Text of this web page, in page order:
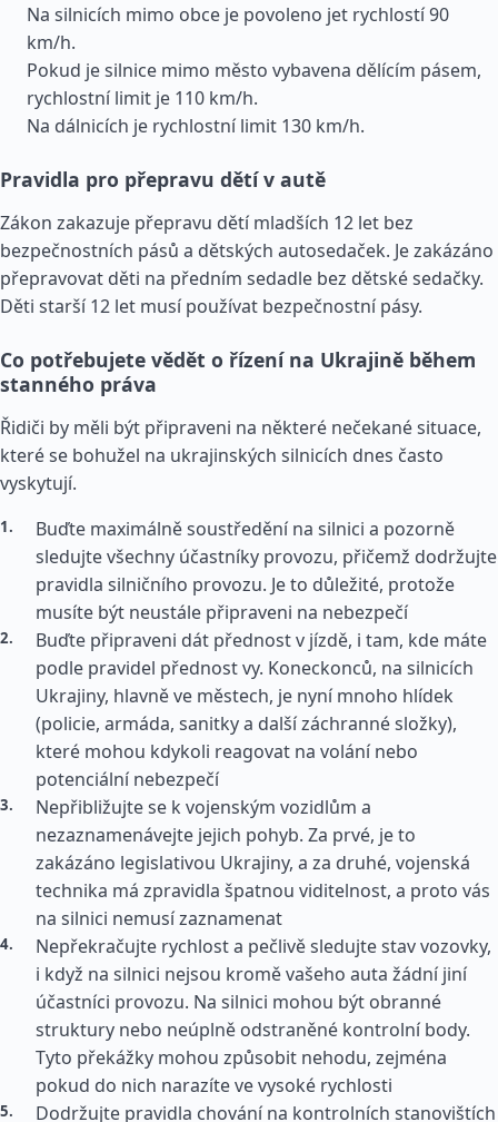
Na silnicích mimo obce je povoleno jet rychlostí 90
km/h.
Pokud je silnice mimo město vybavena dělícím pásem,
rychlostní limit je 110 km/h.
Na dálnicích je rychlostní limit 130 km/h.
Pravidla pro přepravu dětí v autě
Zákon zakazuje přepravu dětí mladších 12 let bez
bezpečnostních pásů a dětských autosedaček. Je zakázáno
přepravovat děti na předním sedadle bez dětské sedačky.
Děti starší 12 let musí používat bezpečnostní pásy.
Co potřebujete vědět o řízení na Ukrajině během
stanného práva
Řidiči by měli být připraveni na některé nečekané situace,
které se bohužel na ukrajinských silnicích dnes často
vyskytují.
Buďte maximálně soustředění na silnici a pozorně
sledujte všechny účastníky provozu, přičemž dodržujte
pravidla silničního provozu. Je to důležité, protože
musíte být neustále připraveni na nebezpečí
Buďte připraveni dát přednost v jízdě, i tam, kde máte
podle pravidel přednost vy. Koneckonců, na silnicích
Ukrajiny, hlavně ve městech, je nyní mnoho hlídek
(policie, armáda, sanitky a další záchranné složky),
které mohou kdykoli reagovat na volání nebo
potenciální nebezpečí
Nepřibližujte se k vojenským vozidlům a
nezaznamenávejte jejich pohyb. Za prvé, je to
zakázáno legislativou Ukrajiny, a za druhé, vojenská
technika má zpravidla špatnou viditelnost, a proto vás
na silnici nemusí zaznamenat
Nepřekračujte rychlost a pečlivě sledujte stav vozovky,
i když na silnici nejsou kromě vašeho auta žádní jiní
účastníci provozu. Na silnici mohou být obranné
struktury nebo neúplně odstraněné kontrolní body.
Tyto překážky mohou způsobit nehodu, zejména
pokud do nich narazíte ve vysoké rychlosti
Dodržujte pravidla chování na kontrolních stanovištích